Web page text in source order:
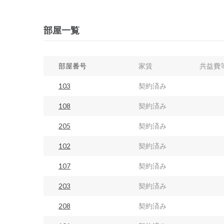
部屋一覧
部屋番号 家賃 共益費
103 契約済み
108 契約済み
205 契約済み
102 契約済み
107 契約済み
203 契約済み
208 契約済み